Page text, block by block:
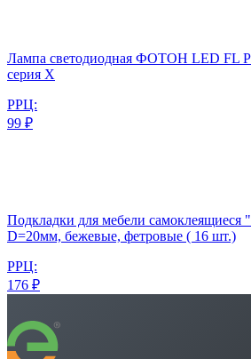
Лампа светодиодная ФОТОН LED FL
серия Х
РРЦ:
99 ₽
Подкладки для мебели
D=20мм, бежевые, фетровые ( 16 шт.)
РРЦ:
176 ₽